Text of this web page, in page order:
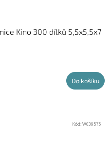
Kino 300 dílků 5,5x5,5x7
Do košíku
Kód:W039575